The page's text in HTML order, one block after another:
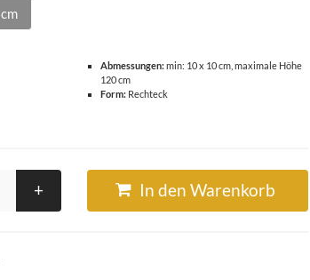
cm
Abmessungen:min: 10 x 10 cm, maximale Höhe
120 cm
Form: Rechteck
+ In den Warenkorb